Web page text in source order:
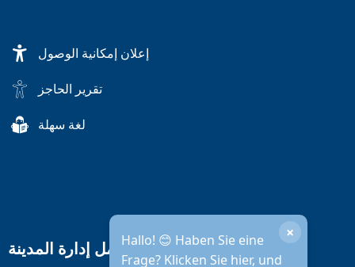
إعلان إمكانية الوصول
تقرير الحاجز
لغة سهلة
Hallo! 😊 Haben Sie eine
Frage? Klicken Sie hier, und
×
ساعات عمل إدارة المدينة